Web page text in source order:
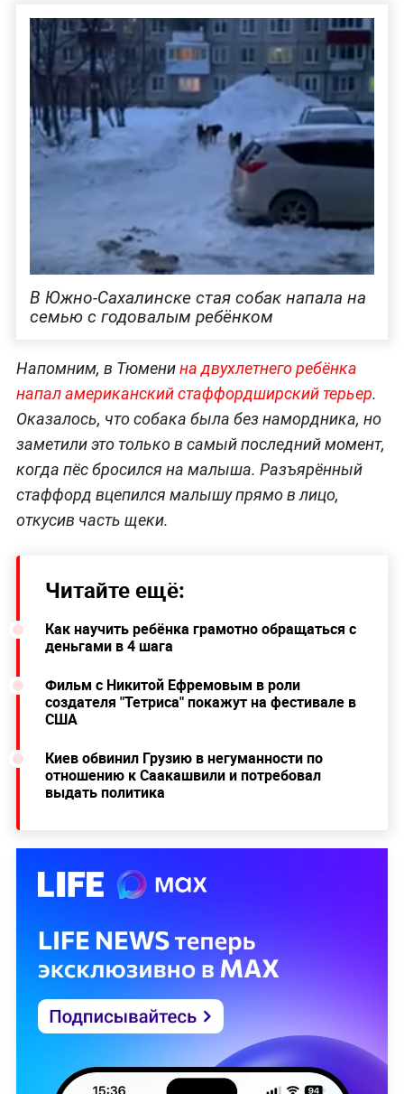
В Южно-Сахалинске стая собак напала на
семью с годовалым ребёнком
Напомним, в Тюменина двухлетнего ребёнка
напал американский стаффордширский терьер.
Оказалось, что собака была без намордника, но
заметили это только в самый последний момент,
когда пёс бросился на малыша. Разъярённый
стаффорд вцепился малышу прямо в лицо,
откусив часть щеки.
Читайте ещё:
Как научить ребёнка грамотно обращаться с
деньгами в 4 шага
Фильм с Никитой Ефремовым в роли
создателя "Тетриса" покажут на фестивале в
США
Киев обвинил Грузию в негуманности по
отношению к Саакашвили и потребовал
выдать политика